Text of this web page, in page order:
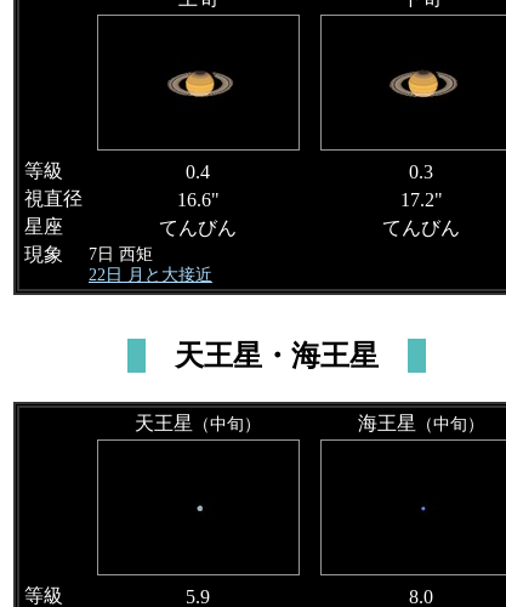
等級 0.4
0.3
視直径
16.6"
17.2"
星座
てんびん
てんびん
現象
7日 西矩
22日 月と大接近
天王星・海王星
天王星 （中旬） 海王星 （中旬）
等級 5.9 8.0